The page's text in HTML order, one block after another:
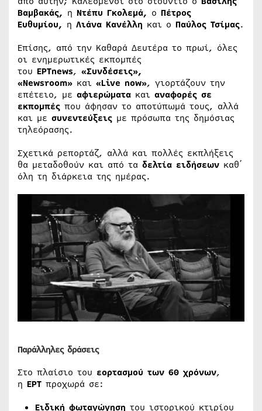
Βαμβακάς, η Ντέπυ Γκολεμά, ο Πέτρος
Ευθυμίου, η Λιάνα Κανέλλη και ο Παύλος Τσίμας.
Επίσης, από την Καθαρά Δευτέρα το πρωί, όλες
οι ενημερωτικές εκπομπές
του ΕΡΤnews, «Συνδέσεις»,
«Newsroom» και «Live now», γιορτάζουν την
επέτειο, με αφιερώματα και αναφορές σε
εκπομπές που άφησαν το αποτύπωμά τους, αλλά
και με συνεντεύξεις με πρόσωπα της δημόσιας
τηλεόρασης.
Σχετικά ρεπορτάζ, αλλά και πολλές εκπλήξεις
θα μεταδοθούν και από τα δελτία ειδήσεων καθ΄
όλη τη διάρκεια της ημέρας.
Παράλληλες δράσεις
Στο πλαίσιο του εορτασμού των 60 χρόνων,
η ΕΡΤ προχωρά σε:
Ειδική φωταγώγηση του ιστορικού κτιρίου